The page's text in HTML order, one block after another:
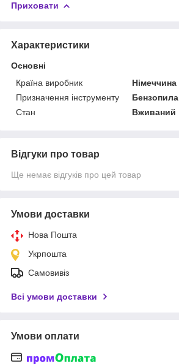
Приховати
Характеристики
Основні
Країна виробник
Німеччина
Призначення інструменту
Бензопила
Стан
Вживаний
Відгуки про товар
Ще немає відгуків про цей товар
Умови доставки
Нова Пошта
Укрпошта
Самовивіз
Всі умови доставки
Умови оплати